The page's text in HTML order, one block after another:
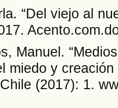
“Del viejo al
Manuel.
miedo y
(2017): 1.